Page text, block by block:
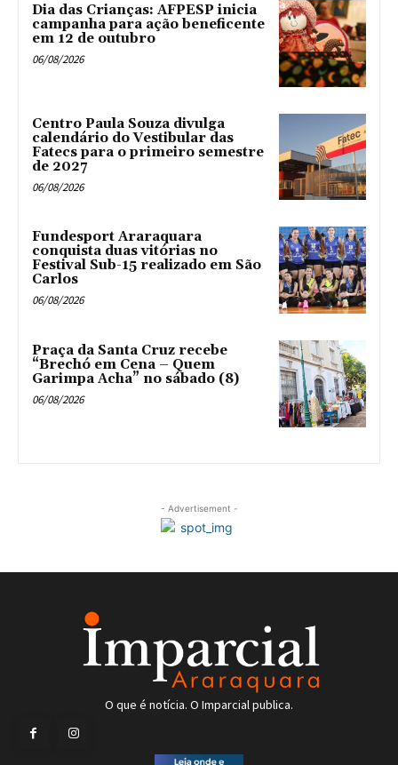
Dia das Crianças: AFPESP inicia
campanha para ação beneficente
em 12 de outubro
06/08/2026
Centro Paula Souza divulga
calendário do Vestibular das
Fatecs para o primeiro semestre
de 2027
06/08/2026
Fundesport Araraquara
conquista duas vitórias no
Festival Sub-15 realizado em São
Carlos
06/08/2026
Praça da Santa Cruz recebe
“Brechó em Cena – Quem
Garimpa Acha” no sábado (8)
06/08/2026
- Advertisement -
O que é notícia. O Imparcial publica.